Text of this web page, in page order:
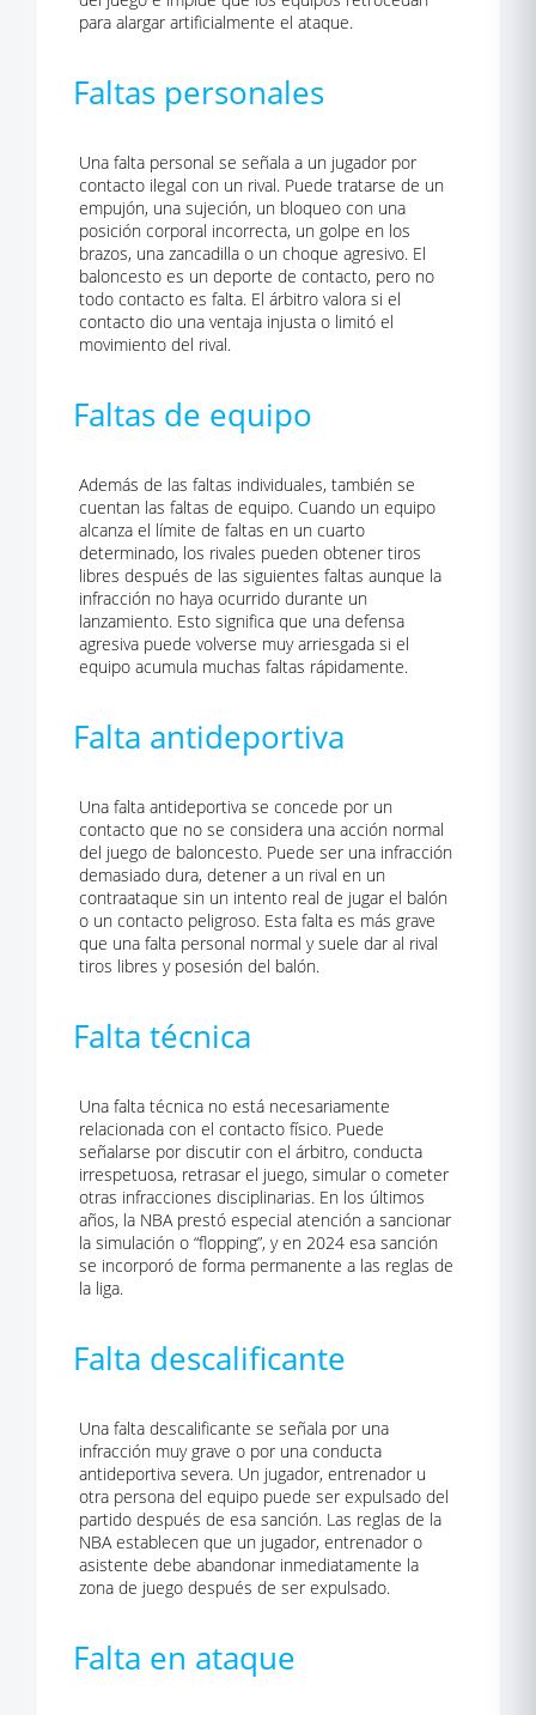
para alargar artificialmente el ataque.
Faltas personales
Una falta personal se señala a un jugador por
contacto ilegal con un rival. Puede tratarse de un
empujón, una sujeción, un bloqueo con una
posición corporal incorrecta, un golpe en los
brazos, una zancadilla o un choque agresivo. El
baloncesto es un deporte de contacto, pero no
todo contacto es falta. El árbitro valora si el
contacto dio una ventaja injusta o limitó el
movimiento del rival.
Faltas de equipo
Además de las faltas individuales, también se
cuentan las faltas de equipo. Cuando un equipo
alcanza el límite de faltas en un cuarto
determinado, los rivales pueden obtener tiros
libres después de las siguientes faltas aunque la
infracción no haya ocurrido durante un
lanzamiento. Esto significa que una defensa
agresiva puede volverse muy arriesgada si el
equipo acumula muchas faltas rápidamente.
Falta antideportiva
Una falta antideportiva se concede por un
contacto que no se considera una acción normal
del juego de baloncesto. Puede ser una infracción
demasiado dura, detener a un rival en un
contraataque sin un intento real de jugar el balón
o un contacto peligroso. Esta falta es más grave
que una falta personal normal y suele dar al rival
tiros libres y posesión del balón.
Falta técnica
Una falta técnica no está necesariamente
relacionada con el contacto físico. Puede
señalarse por discutir con el árbitro, conducta
irrespetuosa, retrasar el juego, simular o cometer
otras infracciones disciplinarias. En los últimos
años, la NBA prestó especial atención a sancionar
la simulación o “flopping”, y en 2024 esa sanción
se incorporó de forma permanente a las reglas de
la liga.
Falta descalificante
Una falta descalificante se señala por una
infracción muy grave o por una conducta
antideportiva severa. Un jugador, entrenador u
otra persona del equipo puede ser expulsado del
partido después de esa sanción. Las reglas de la
NBA establecen que un jugador, entrenador o
asistente debe abandonar inmediatamente la
zona de juego después de ser expulsado.
Falta en ataque